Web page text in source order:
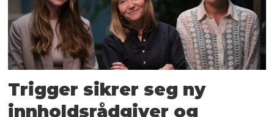
Trigger sikrer seg ny
innholdsrådgiver og